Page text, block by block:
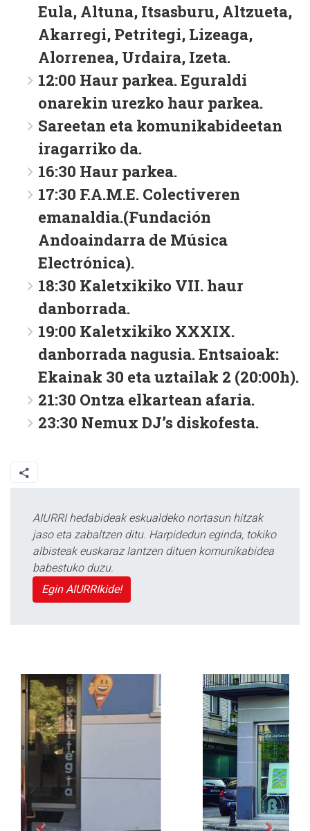
Eula, Altuna, Itsasburu, Altzueta,
Akarregi, Petritegi, Lizeaga,
Alorrenea, Urdaira, Izeta.
12:00 Haur parkea. Eguraldi
onarekin urezko haur parkea.
Sareetan eta komunikabideetan
iragarriko da.
16:30 Haur parkea.
17:30 F.A.M.E. Colectiveren
emanaldia.(Fundación
Andoaindarra de Música
Electrónica).
18:30 Kaletxikiko VII. haur
danborrada.
19:00 Kaletxikiko XXXIX.
danborrada nagusia. Entsaioak:
Ekainak 30 eta uztailak 2 (20:00h).
21:30 Ontza elkartean afaria.
23:30 Nemux DJ’s diskofesta.
AIURRI hedabideak eskualdeko nortasun hitzak
jaso eta zabaltzen ditu. Harpidedun eginda, tokiko
albisteak euskaraz lantzen dituen komunikabidea
babestuko duzu.
Egin AIURRIkide!